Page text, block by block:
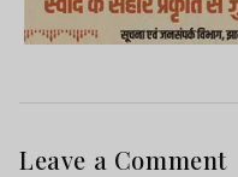
Leave a Comment